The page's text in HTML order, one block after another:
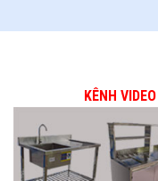
KÊNH